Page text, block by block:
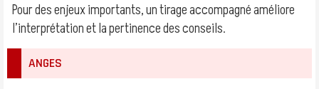
Pour des enjeux importants, un tirage accompagné améliore
l’interprétation et la pertinence des conseils.
ANGES